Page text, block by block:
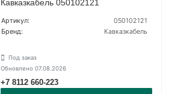
Кавказкабель 050102121
Артикул:
050102121
Бренд:
Кавказкабель
Под заказ
Обновлено 07.08.2026
+7 8112 660-223